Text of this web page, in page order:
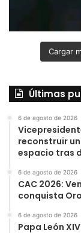
Cargar
Últimas
6 de agosto de 2026
reconstruir
espacio tras
6 de agosto de 2026
CAC 2026:
conquista
6 de agosto de 2026
Papa León